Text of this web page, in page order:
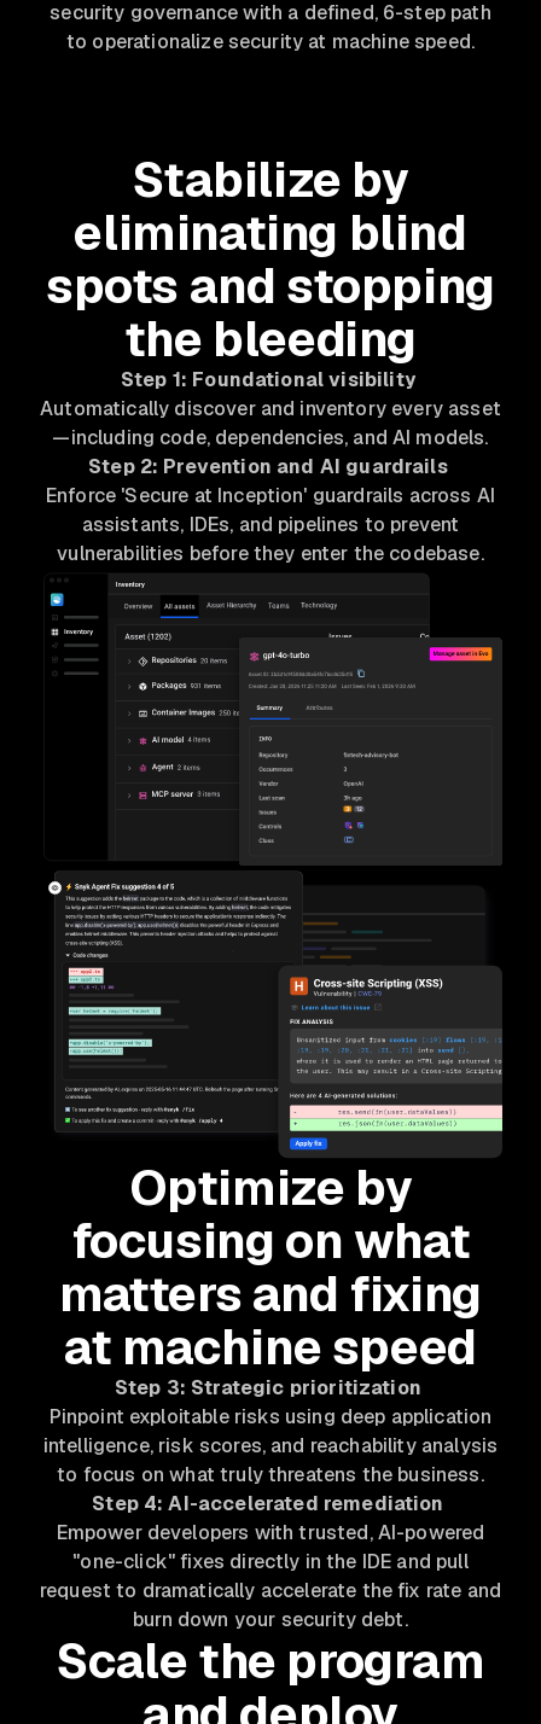
security governance with a defined, 6-step path
to operationalize security at machine speed.
Stabilize by
eliminating blind
spots and stopping
the bleeding
Step 1: Foundational visibility
Automatically discover and inventory every asset
—including code, dependencies, and AI models.
Step 2: Prevention and AI guardrails
Enforce 'Secure at Inception' guardrails across AI
assistants, IDEs, and pipelines to prevent
vulnerabilities before they enter the codebase.
Optimize by
focusing on what
matters and fixing
at machine speed
Step 3: Strategic prioritization
Pinpoint exploitable risks using deep application
intelligence, risk scores, and reachability analysis
to focus on what truly threatens the business.
Step 4: AI-accelerated remediation
Empower developers with trusted, AI-powered
"one-click" fixes directly in the IDE and pull
request to dramatically accelerate the fix rate and
burn down your security debt.
Scale the program